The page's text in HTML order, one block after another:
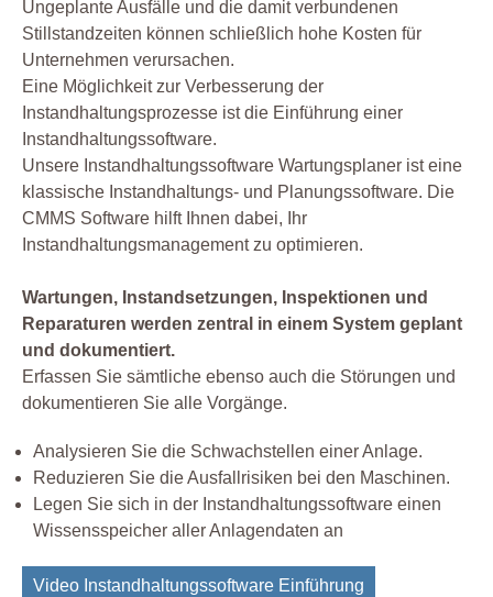
Ungeplante Ausfälle und die damit verbundenen
Stillstandzeiten können schließlich hohe Kosten für
Unternehmen verursachen.
Eine Möglichkeit zur Verbesserung der
Instandhaltungsprozesse ist die Einführung einer
Instandhaltungssoftware.
Unsere Instandhaltungssoftware Wartungsplaner ist eine
klassische Instandhaltungs- und Planungssoftware. Die
CMMS Software hilft Ihnen dabei, Ihr
Instandhaltungsmanagement zu optimieren.
Wartungen, Instandsetzungen, Inspektionen und
Reparaturen werden zentral in einem System geplant
und dokumentiert.
Erfassen Sie sämtliche ebenso auch die Störungen und
dokumentieren Sie alle Vorgänge.
Analysieren Sie die Schwachstellen einer Anlage.
Reduzieren Sie die Ausfallrisiken bei den Maschinen.
Legen Sie sich in der Instandhaltungssoftware einen
Wissensspeicher aller Anlagendaten an
Video Instandhaltungssoftware Einführung